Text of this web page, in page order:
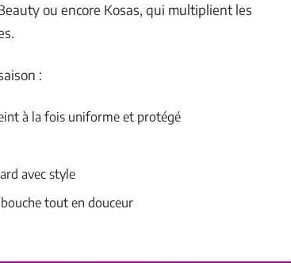
ou encore Kosas, qui multiplient les
:
à la fois uniforme et protégé
avec style
tout en douceur